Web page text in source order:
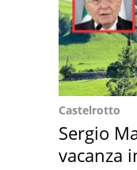
Castelrotto
Sergio
vacanza